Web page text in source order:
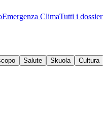
Emergenza ClimaTutti i dossier
Salute Skuola Cultura